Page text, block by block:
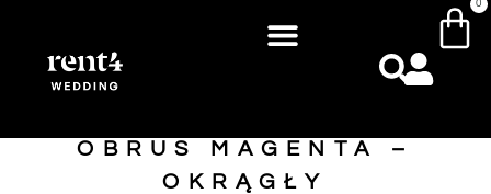
0
OBRUS MAGENTA –
OKRĄGŁY